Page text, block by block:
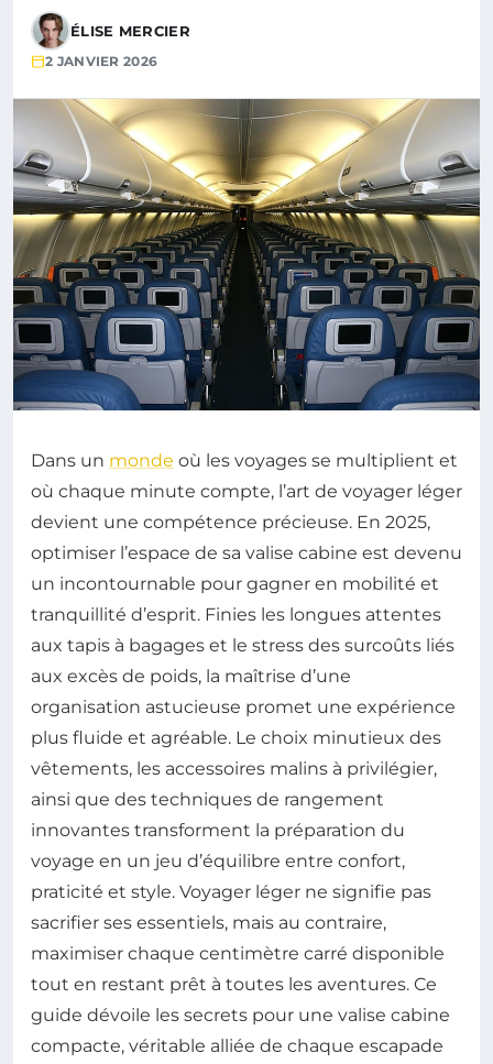
ÉLISE MERCIER
2 JANVIER 2026
Dans un monde où les voyages se multiplient et
où chaque minute compte, l’art de voyager léger
devient une compétence précieuse. En 2025,
optimiser l’espace de sa valise cabine est devenu
un incontournable pour gagner en mobilité et
tranquillité d’esprit. Finies les longues attentes
aux tapis à bagages et le stress des surcoûts liés
aux excès de poids, la maîtrise d’une
organisation astucieuse promet une expérience
plus fluide et agréable. Le choix minutieux des
vêtements, les accessoires malins à privilégier,
ainsi que des techniques de rangement
innovantes transforment la préparation du
voyage en un jeu d’équilibre entre confort,
praticité et style. Voyager léger ne signifie pas
sacrifier ses essentiels, mais au contraire,
maximiser chaque centimètre carré disponible
tout en restant prêt à toutes les aventures. Ce
guide dévoile les secrets pour une valise cabine
compacte, véritable alliée de chaque escapade